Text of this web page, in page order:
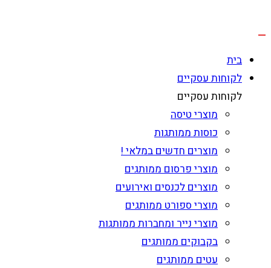
בית
לקוחות עסקיים
לקוחות עסקיים
מוצרי טיסה
כוסות ממותגות
מוצרים חדשים במלאי !
מוצרי פרסום ממותגים
מוצרים לכנסים ואירועים
מוצרי ספורט ממותגים
מוצרי נייר ומחברות ממותגות
בקבוקים ממותגים
עטים ממותגים